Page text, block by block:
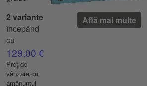
2 variante
începând
cu
129,00 €
Preț de
vânzare cu
amănuntul
Află mai multe